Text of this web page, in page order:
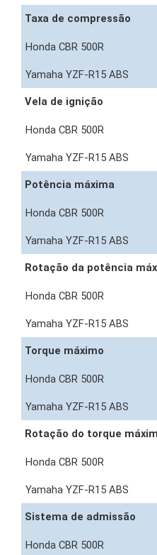
Taxa de compressão
Vela de ignição
Potência máxima
Rotação da potência
Torque máximo
Rotação do torque
Sistema de admissão